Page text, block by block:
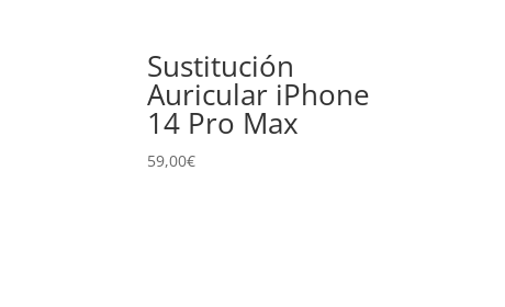
Sustitución
Auricular iPhone
14 Pro Max
59,00€